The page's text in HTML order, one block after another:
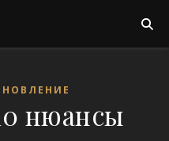
нюансы